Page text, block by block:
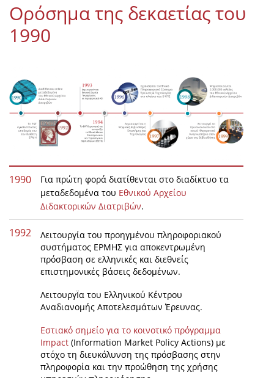
Policies
History
EKT Tenders
EKT Websites
Projects
Services
Publications
Publications for R&D Metrics & Indicators
Publications for Libraries
Informational Publications
Ορόσημα της δεκαετίας του
1990
1990
Για πρώτη φορά διατίθενται στο διαδίκτυο τα
μεταδεδομένα του Εθνικού Αρχείου
Διδακτορικών Διατριβών.
1992
Λειτουργία του προηγμένου πληροφοριακού
συστήματος ΕΡΜΗΣ για αποκεντρωμένη
πρόσβαση σε ελληνικές και διεθνείς
επιστημονικές βάσεις δεδομένων.
ΛειτουργΪα του Ελληνικού Κέντρου
Αναδιανομής Αποτελεσμάτων Έρευνας.
Εστιακό σημείο για το κοινοτικό πρόγραμμα
Impact (Information Market Policy Actions) με
στόχο τη διευκόλυνση της πρόσβασης στην
πληροφορία και την προώθηση της χρήσης